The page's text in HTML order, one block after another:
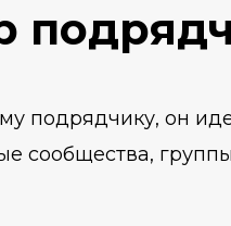
подрядчику, он
сообщества, группы